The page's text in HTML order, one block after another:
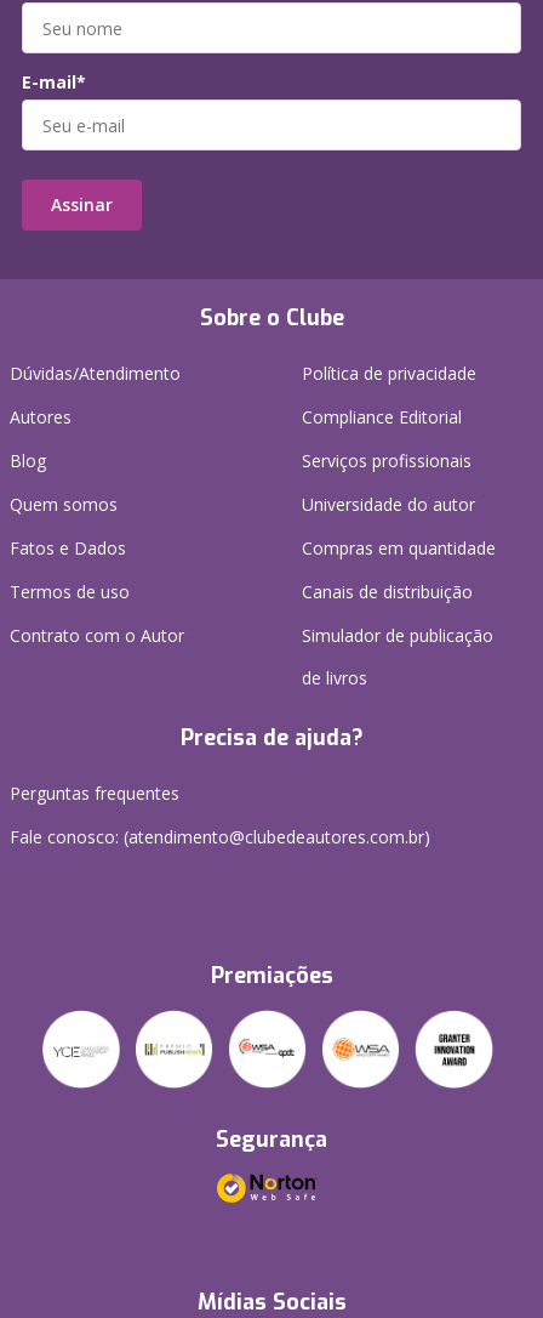
Sobre o Clube
Dúvidas/Atendimento
Autores
Blog
Quem somos
Fatos e Dados
Termos de uso
Contrato com o Autor
Política de privacidade
Compliance Editorial
Serviços profissionais
Universidade do autor
Compras em quantidade
Canais de distribuição
Simulador de publicação
de livros
Precisa de ajuda?
Perguntas frequentes
Fale conosco: (atendimento@clubedeautores.com.br)
Premiações
Segurança
Mídias Sociais
E-mail*
Assinar